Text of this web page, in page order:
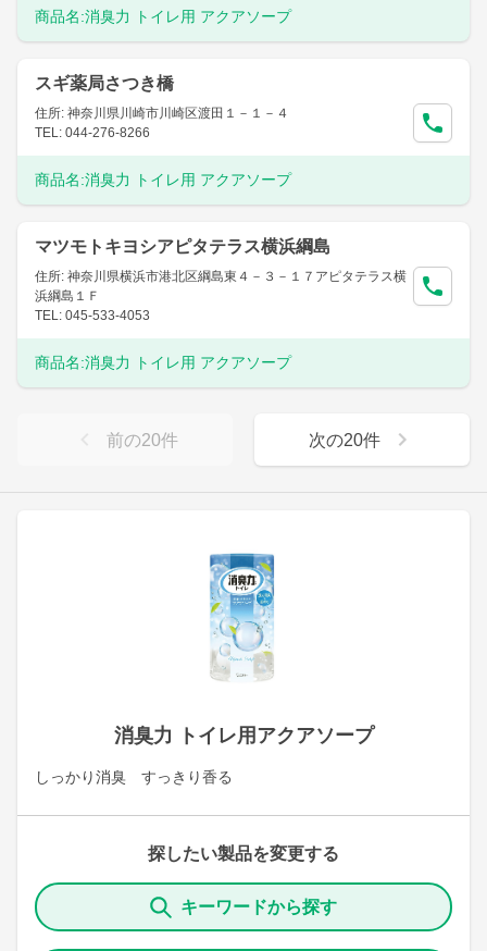
消臭力 トイレ用アクアソープ
しっかり消臭 すっきり香る
探したい製品を変更する
キーワードから探す
商品名:消臭力 トイレ用 アクアソープ
スギ薬局さつき橋
住所: 神奈川県川崎市川崎区渡田１－１－４
TEL: 044-276-8266
商品名:消臭力 トイレ用 アクアソープ
マツモトキヨシアピタテラス横浜綱島
住所: 神奈川県横浜市港北区綱島東４－３－１７アピタテラス横
浜綱島１Ｆ
TEL: 045-533-4053
商品名:消臭力 トイレ用 アクアソープ
前の20件 次の20件